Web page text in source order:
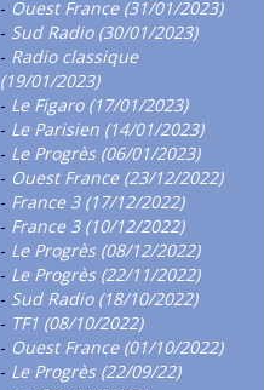
- Ouest France (31/01/2023)
- Sud Radio (30/01/2023)
- Radio classique
(19/01/2023)
- Le Figaro (17/01/2023)
- Le Parisien (14/01/2023)
- Le Progrès (06/01/2023)
- Ouest France (23/12/2022)
- France 3 (17/12/2022)
- France 3 (10/12/2022)
- Le Progrès (08/12/2022)
- Le Progrès (22/11/2022)
- Sud Radio (18/10/2022)
- TF1 (08/10/2022)
- Ouest France (01/10/2022)
- Le Progrès (22/09/22)